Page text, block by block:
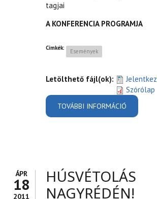
tagjai
A KONFERENCIA PROGRAMJA
Címkék: Események
Letölthető fájl(ok):
Szórólap
TOVÁBBI INFORMÁCIÓ
ÁPR
18
2011
HÚSVÉTOLÁS
NAGYRÉDÉN!